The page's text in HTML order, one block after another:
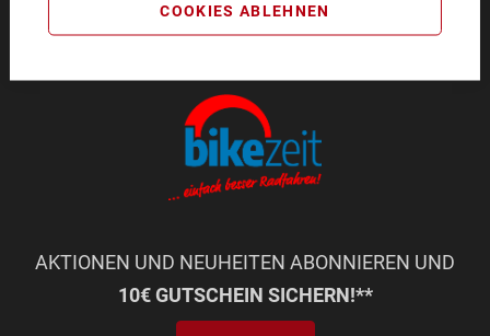
COOKIES ABLEHNEN
AKTIONEN UND NEUHEITEN ABONNIEREN UND
10€ GUTSCHEIN SICHERN!**